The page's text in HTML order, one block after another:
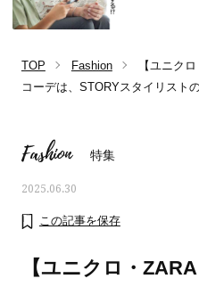
TOP Fashion
【ユニク
コーデは、STORYスタイリスト
Fashion 特集
2025.06.30
この記事を保存
【ユニクロ・